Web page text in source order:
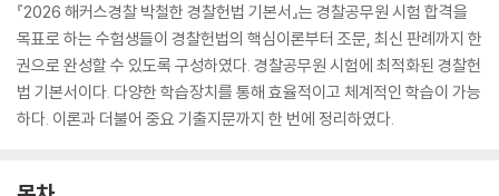
『2026 해커스경찰 박철한 경찰헌법 기본서』는 경찰공무원 시험 합격을
목표로 하는 수험생들이 경찰헌법의 핵심이론부터 조문, 최신 판례까지 한
권으로 완성할 수 있도록 구성하였다. 경찰공무원 시험에 최적화된 경찰헌
법 기본서이다. 다양한 학습장치를 통해 효율적이고 체계적인 학습이 가능
하다. 이론과 더불어 중요 기출지문까지 한 번에 정리하였다.